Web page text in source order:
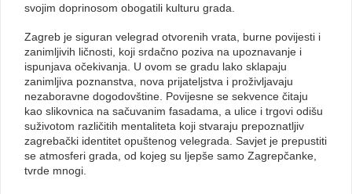
svojim doprinosom obogatili kulturu grada.
Zagreb je siguran velegrad otvorenih vrata, burne povijesti i
zanimljivih ličnosti, koji srdačno poziva na upoznavanje i
ispunjava očekivanja. U ovom se gradu lako sklapaju
zanimljiva poznanstva, nova prijateljstva i proživljavaju
nezaboravne dogodovštine. Povijesne se sekvence čitaju
kao slikovnica na sačuvanim fasadama, a ulice i trgovi odišu
suživotom različitih mentaliteta koji stvaraju prepoznatljiv
zagrebački identitet opuštenog velegrada. Savjet je prepustiti
se atmosferi grada, od kojeg su ljepše samo Zagrepčanke,
tvrde mnogi.